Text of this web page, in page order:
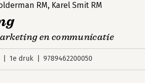
RM, Karel Smit RM
en communicatie
1e druk 9789462200050